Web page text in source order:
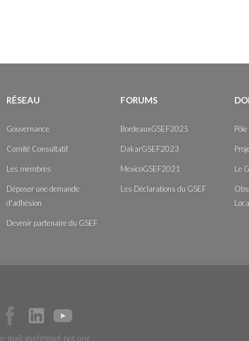
RÉSEAU
Gouvernance
Comité Consultatif
Les membres
Déposer une demande
d'adhésion
Devenir partenaire du GSEF
FORUMS
BordeauxGSEF2025
DakarGSEF2023
MexicoGSEF2021
Les Déclarations du GSEF
Le
e-mail:gsef@gsef-net.org